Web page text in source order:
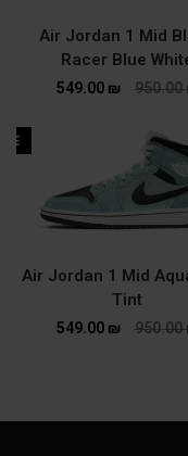
Air Jordan 1 Mid
Racer Blue
950.00
549.00 ₪
Air Jordan 1 Mid
Tint
950.00
549.00 ₪